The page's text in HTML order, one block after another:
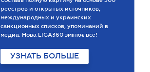
реестров и открытых источников,
международных и украинских
санкционных списков, упоминаний в
медиа. Нова LIGA360 змінює все!
УЗНАТЬ БОЛЬШЕ